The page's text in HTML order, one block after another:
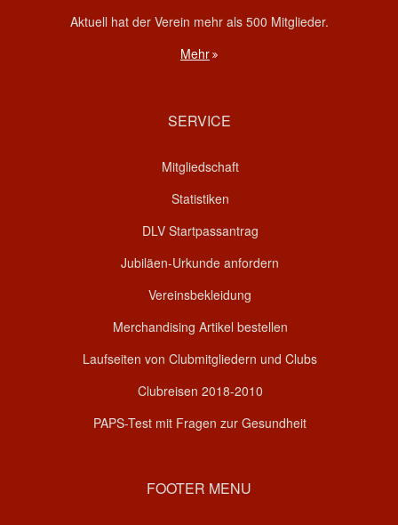
Aktuell hat der Verein mehr als 500 Mitglieder.
Mehr
SERVICE
Mitgliedschaft
Statistiken
DLV Startpassantrag
Jubiläen-Urkunde anfordern
Vereinsbekleidung
Merchandising Artikel bestellen
Laufseiten von Clubmitgliedern und Clubs
Clubreisen 2018-2010
PAPS-Test mit Fragen zur Gesundheit
FOOTER MENU